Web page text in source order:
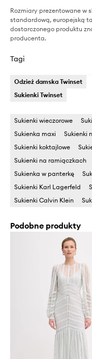
Rozmiary prezentowane w
standardową, europejską
dostarczonego produktu
producenta.
Tagi
Odzież damska Twinset
Sukienki Twinset
Sukienki wieczorowe
Sukienka maxi
Sukienki
Sukienki koktajlowe
Sukienki na ramiączkach
Sukienka w panterkę
Sukienki Karl Lagerfeld
Sukienki Calvin Klein
Podobne produkty